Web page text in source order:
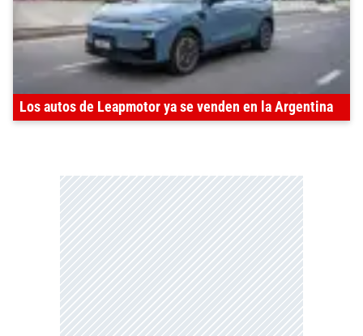
Los autos de Leapmotor ya se venden en la Argentina